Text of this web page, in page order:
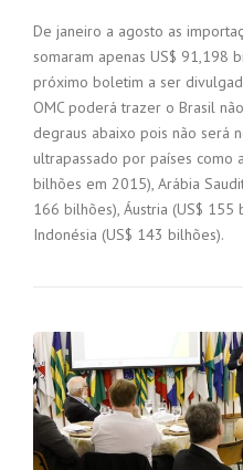
De janeiro a agosto as
somaram apenas US$ 91,198
próximo boletim a ser
OMC poderá trazer o Brasil
degraus abaixo pois não será
ultrapassado por países como
bilhões em 2015), Arábia
166 bilhões), Áustria (US$
Indonésia (US$ 143 bilhões).